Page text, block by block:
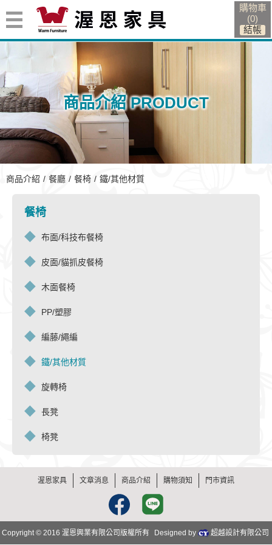
購物車
(0)
鐵/其他材質
商品介紹 PRODUCT
商品介紹 餐廳 餐椅 鐵/其他材質
餐椅
布面/科技布餐椅
皮面/貓抓皮餐椅
木面餐椅
PP/塑膠
編藤/繩編
鐵/其他材質
旋轉椅
長凳
椅凳
渥恩家具 文章消息 商品介紹 購物須知 門市資訊
Facebook Line
Copyright © 2016 渥恩興業有限公司版權所有 Designed by 超越設計有限公司